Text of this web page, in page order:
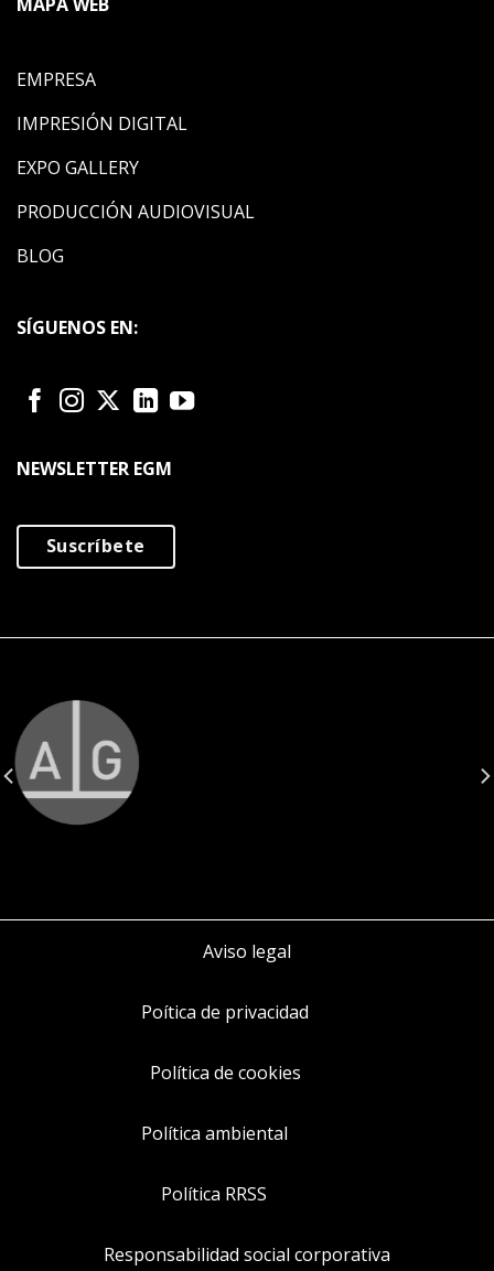
EMPRESA
IMPRESIÓN DIGITAL
EXPO GALLERY
PRODUCCIÓN AUDIOVISUAL
BLOG
SÍGUENOS EN:
NEWSLETTER EGM
Suscríbete
Aviso legal
Poítica de privacidad
Política de cookies
Política ambiental
Política RRSS
Responsabilidad social corporativa